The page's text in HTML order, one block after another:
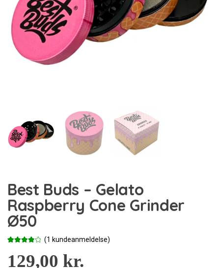
Best Buds – Gelato
Raspberry Cone Grinder
Ø50
som4.00
ud af 5
baseret
(1 kundeanmeldelse)
129,00 kr.